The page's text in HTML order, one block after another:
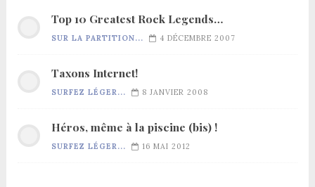
Top 10 Greatest Rock Legends…
SUR LA PARTITION... 4 DÉCEMBRE 2007
Taxons Internet!
SURFEZ LÉGER... 8 JANVIER 2008
Héros, même à la piscine (bis) !
SURFEZ LÉGER... 16 MAI 2012